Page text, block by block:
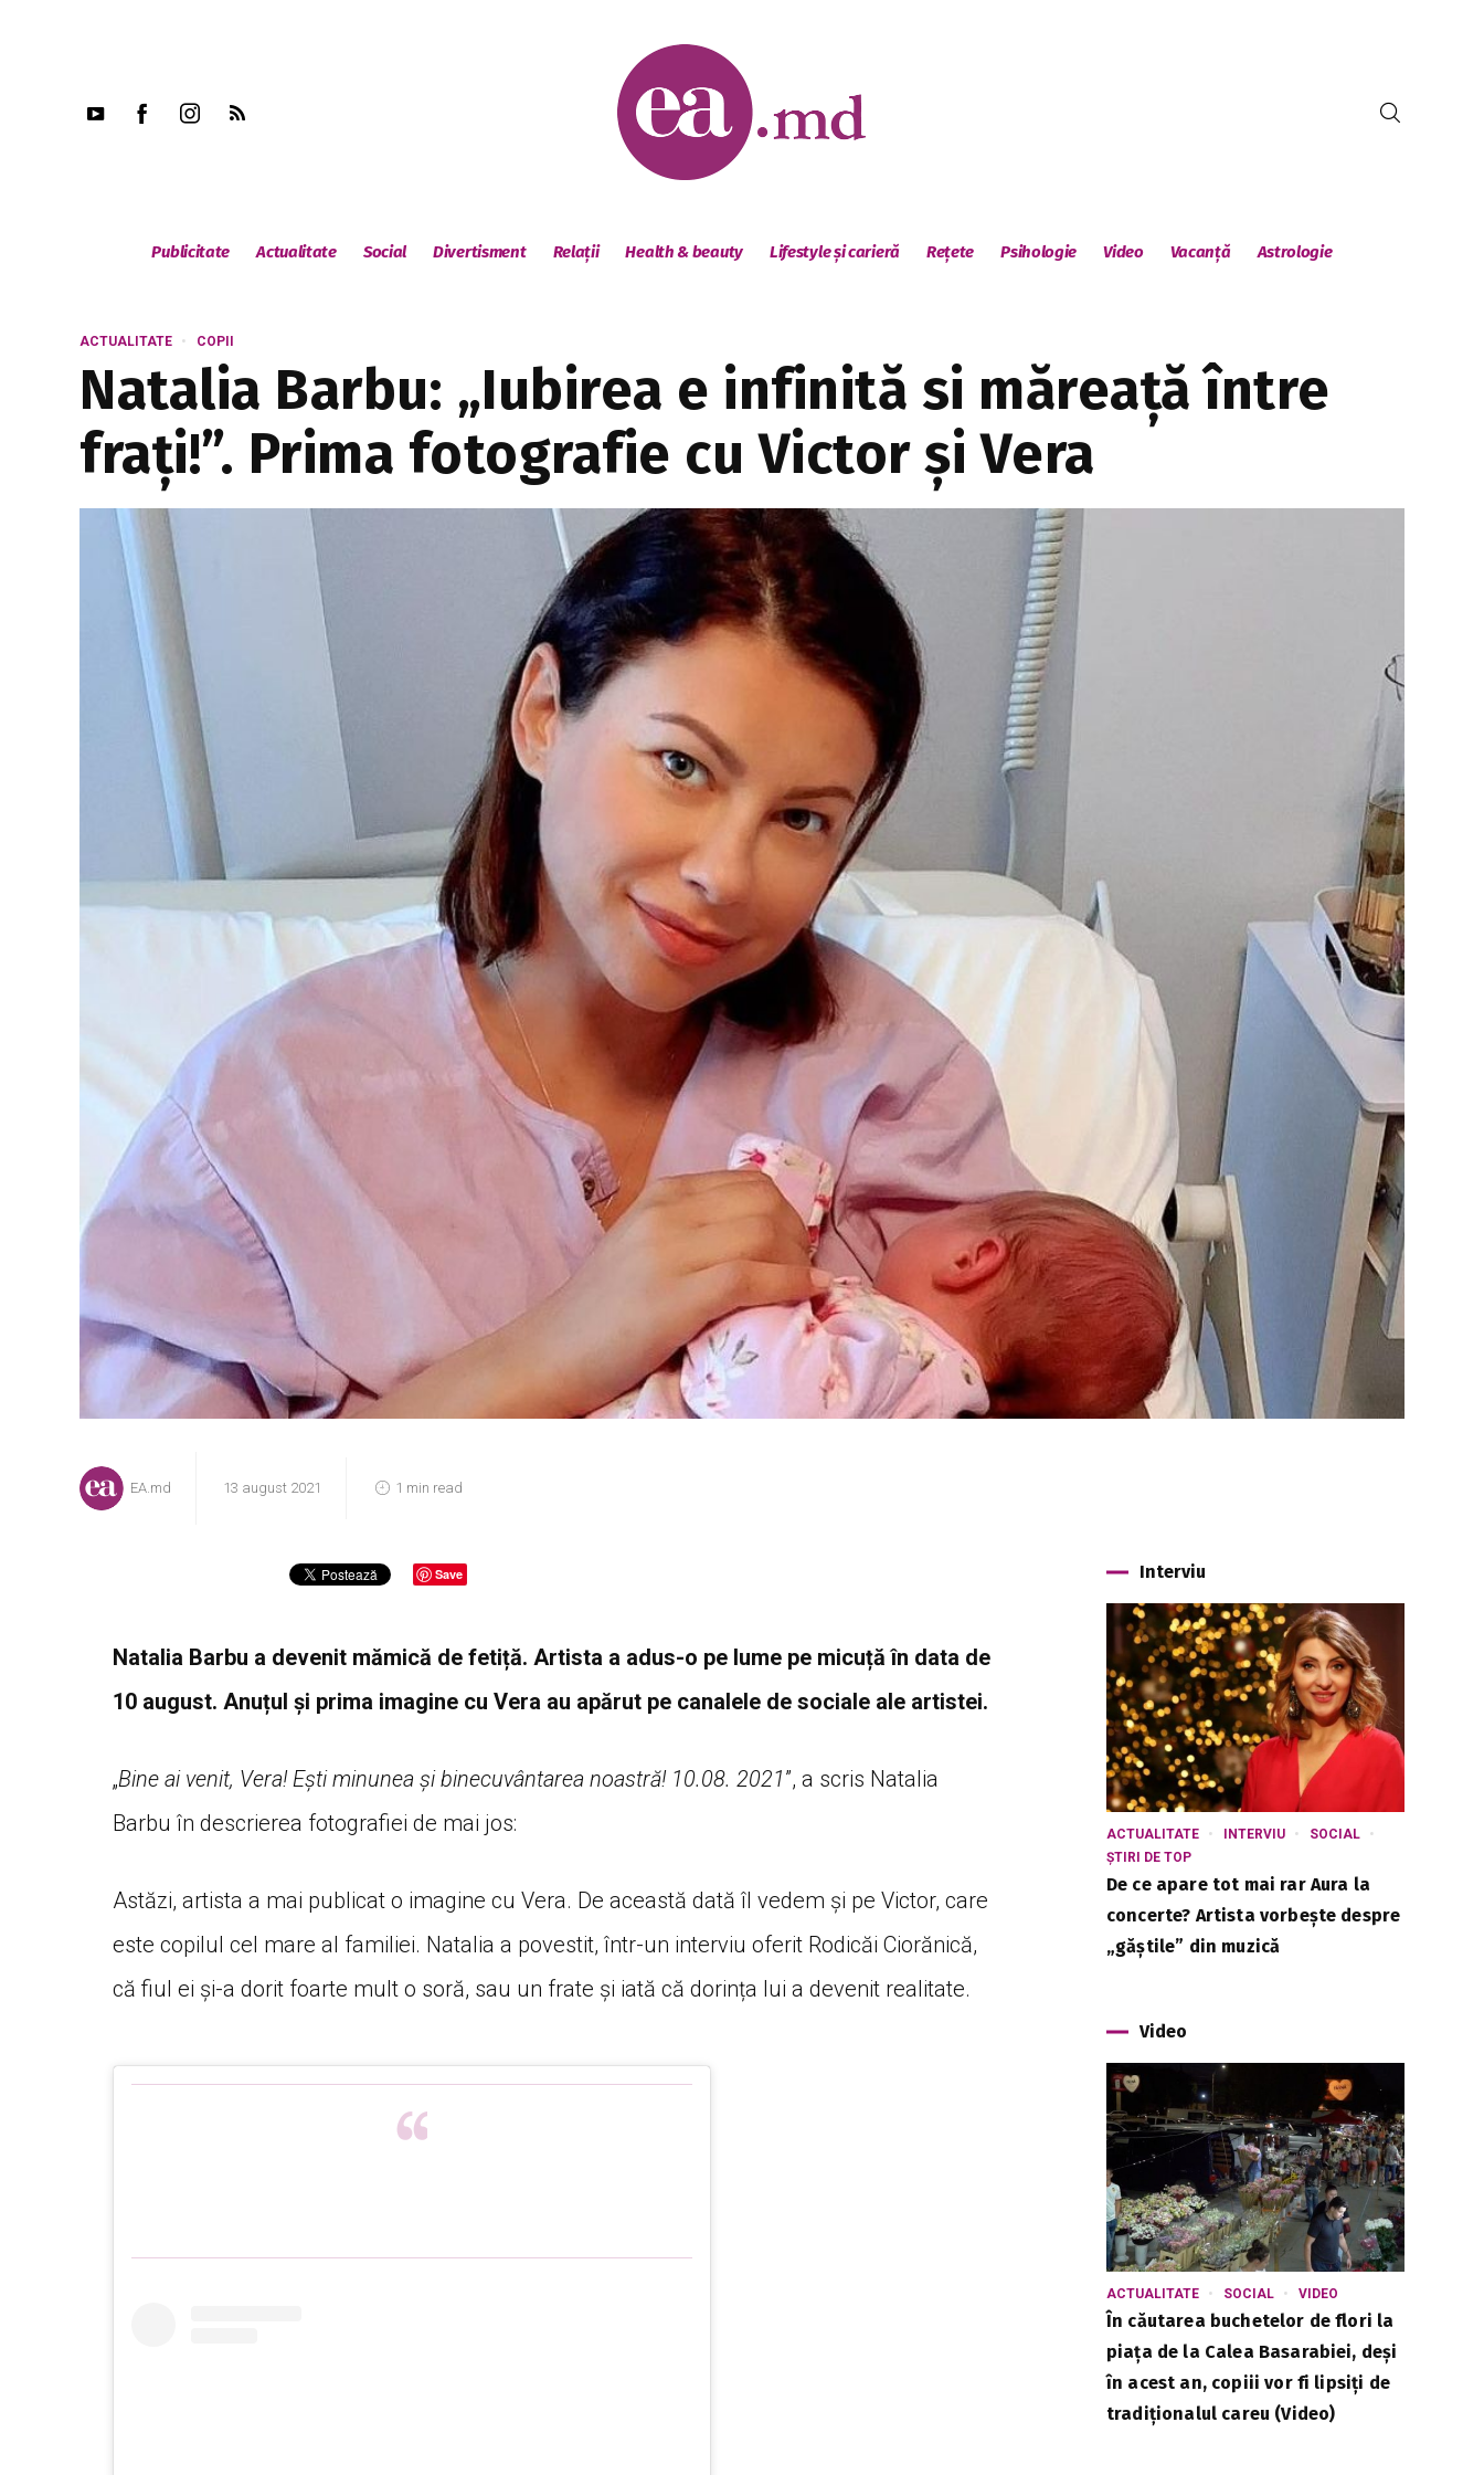
Publicitate Actualitate Social Divertisment Relații Health & beauty Lifestyle și carieră Rețete Psihologie Video Vacanță Astrologie
ACTUALITATE COPII
Natalia Barbu: „Iubirea e infinită si măreață între
frați!”. Prima fotografie cu Victor și Vera
EA.md 13 august 2021 1 min read
Save
Natalia Barbu a devenit mămică de fetiță. Artista a adus-o pe lume pe micuță în data de
10 august. Anuțul și prima imagine cu Vera au apărut pe canalele de sociale ale artistei.
„Bine ai venit, Vera! Ești minunea și binecuvântarea noastră! 10.08. 2021”, a scris Natalia
Barbu în descrierea fotografiei de mai jos:
Astăzi, artista a mai publicat o imagine cu Vera. De această dată îl vedem și pe Victor, care
este copilul cel mare al familiei. Natalia a povestit, într-un interviu oferit Rodicăi Ciorănică,
că fiul ei și-a dorit foarte mult o soră, sau un frate și iată că dorința lui a devenit realitate.
Interviu
ACTUALITATE INTERVIU
SOCIAL
ȘTIRI DE TOP
De ce apare tot mai rar Aura la
concerte? Artista vorbește despre
„găștile” din muzică
Video
ACTUALITATE SOCIAL VIDEO
În căutarea buchetelor de flori la
piața de la Calea Basarabiei, deși
în acest an, copiii vor fi lipsiți de
tradiționalul careu (Video)